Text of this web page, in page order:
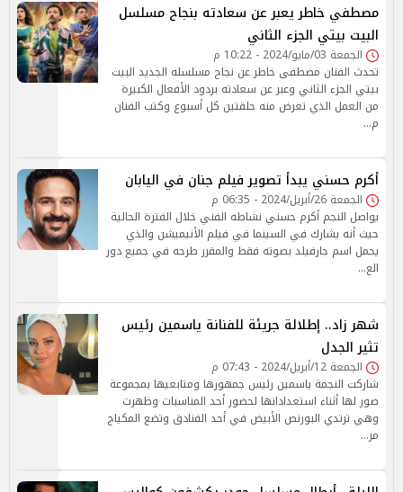
مصطفي خاطر يعبر عن سعادته بنجاح مسلسل
البيت بيتي الجزء الثاني
الجمعة 03/مايو/2024 - 10:22 م
تحدث الفنان مصطفى خاطر عن نجاح مسلسله الجديد البيت
بيتي الجزء الثاني وعبر عن سعادته بردود الأفعال الكبيرة
من العمل الذي تعرض منه حلقتين كل أسبوع وكتب الفنان
م…
أكرم حسني يبدأ تصوير فيلم جنان في اليابان
الجمعة 26/أبريل/2024 - 06:35 م
يواصل النجم أكرم حسني نشاطه الفني خلال الفترة الحالية
حيث أنه يشارك في السينما في فيلم الأنيميشن والذي
يحمل اسم جارفيلد بصوته فقط والمقرر طرحه في جميع دور
الع…
شهر زاد.. إطلالة جريئة للفنانة ياسمين رئيس
تثير الجدل
الجمعة 12/أبريل/2024 - 07:43 م
شاركت النجمة ياسمين رئيس جمهورها ومتابعيها بمجموعة
صور لها أثناء استعداداتها لحضور أحد المناسبات وظهرت
وهي ترتدي البورنص الأبيض في أحد الفنادق وتضع المكياج
مر…